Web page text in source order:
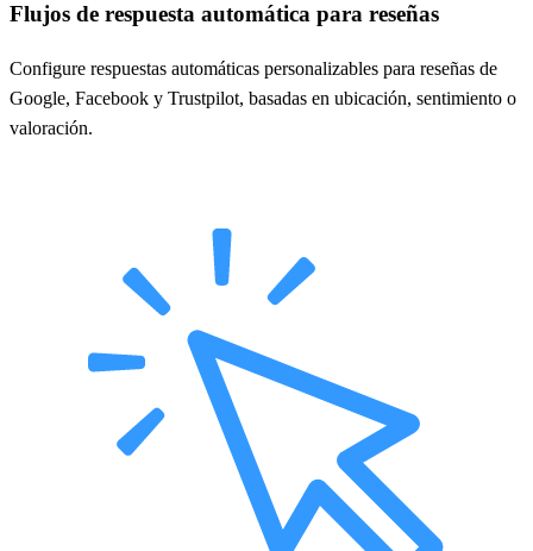
Flujos de respuesta automática para reseñas
Configure respuestas automáticas personalizables para reseñas de
Google, Facebook y Trustpilot, basadas en ubicación, sentimiento o
valoración.